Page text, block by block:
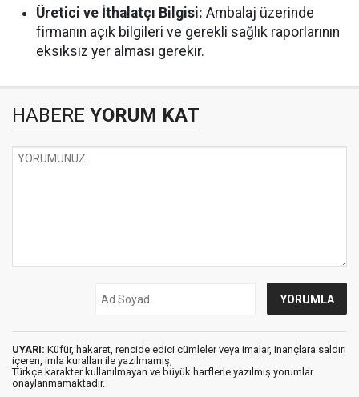
Üretici ve İthalatçı Bilgisi: Ambalaj üzerinde
firmanın açık bilgileri ve gerekli sağlık raporlarının
eksiksiz yer alması gerekir.
HABERE YORUM KAT
UYARI: Küfür, hakaret, rencide edici cümleler veya imalar, inançlara saldırı
içeren, imla kuralları ile yazılmamış,
Türkçe karakter kullanılmayan ve büyük harflerle yazılmış yorumlar
onaylanmamaktadır.